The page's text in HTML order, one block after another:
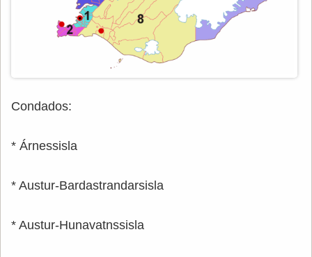
Condados:
* Árnessisla
* Austur-Bardastrandarsisla
* Austur-Hunavatnssisla